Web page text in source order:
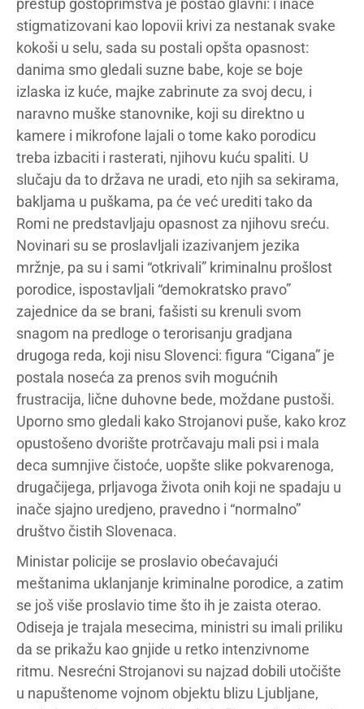
prestup gostoprimstva je postao glavni: i inače
stigmatizovani kao lopovii krivi za nestanak svake
kokoši u selu, sada su postali opšta opasnost:
danima smo gledali suzne babe, koje se boje
izlaska iz kuće, majke zabrinute za svoj decu, i
naravno muške stanovnike, koji su direktno u
kamere i mikrofone lajali o tome kako porodicu
treba izbaciti i rasterati, njihovu kuću spaliti. U
slučaju da to država ne uradi, eto njih sa sekirama,
bakljama u puškama, pa će već urediti tako da
Romi ne predstavljaju opasnost za njihovu sreću.
Novinari su se proslavljali izazivanjem jezika
mržnje, pa su i sami “otkrivali” kriminalnu prošlost
porodice, ispostavljali “demokratsko pravo”
zajednice da se brani, fašisti su krenuli svom
snagom na predloge o terorisanju gradjana
drugoga reda, koji nisu Slovenci: figura “Cigana” je
postala noseća za prenos svih mogućnih
frustracija, lične duhovne bede, moždane pustoši.
Uporno smo gledali kako Strojanovi puše, kako kroz
opustošeno dvorište protrčavaju mali psi i mala
deca sumnjive čistoće, uopšte slike pokvarenoga,
drugačijega, prljavoga života onih koji ne spadaju u
inače sjajno uredjeno, pravedno i “normalno”
društvo čistih Slovenaca.
Ministar policije se proslavio obećavajući
meštanima uklanjanje kriminalne porodice, a zatim
se još više proslavio time što ih je zaista oterao.
Odiseja je trajala mesecima, ministri su imali priliku
da se prikažu kao gnjide u retko intenzivnome
ritmu. Nesrećni Strojanovi su najzad dobili utočište
u napuštenome vojnom objektu blizu Ljubljane,